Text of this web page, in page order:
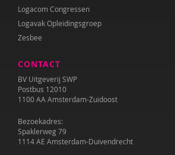
Logacom Congressen
Logavak Opleidingsgroep
Zesbee
CONTACT
BV Uitgeverij SWP
Postbus 12010
1100 AA Amsterdam-Zuidoost
Bezoekadres:
Spaklerweg 79
1114 AE Amsterdam-Duivendrecht